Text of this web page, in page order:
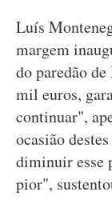
Luís
margem
do paredão
mil euros,
continuar",
ocasião
diminuir esse
pior",